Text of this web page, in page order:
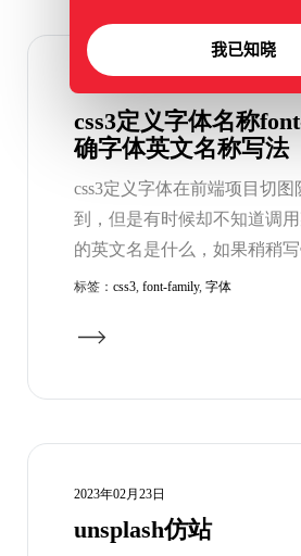
css3定义字体名称
确字体英文名称写法
css3定义字体在前端项目切图
到，但是有时候却不知道调
的英文名是什么，如果稍稍
标签： css3, font-family, 字体
2023年02月23日
unsplash仿站
我已知晓